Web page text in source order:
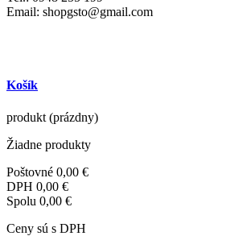
Email: shopgsto@gmail.com
Košík
produkt (prázdny)
Žiadne produkty
Poštovné 0,00 €
DPH 0,00 €
Spolu 0,00 €
Ceny sú s DPH